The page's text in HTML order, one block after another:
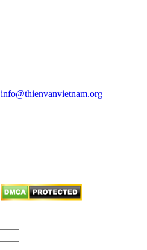
info@thienvanvietnam.org